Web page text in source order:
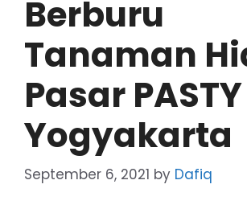
Berburu
Tanaman
Pasar PASTY
Yogyakarta
September 6, 2021 by Dafiq